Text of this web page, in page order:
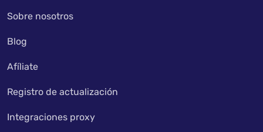
Sobre nosotros
Blog
Afíliate
Registro de actualización
Integraciones proxy